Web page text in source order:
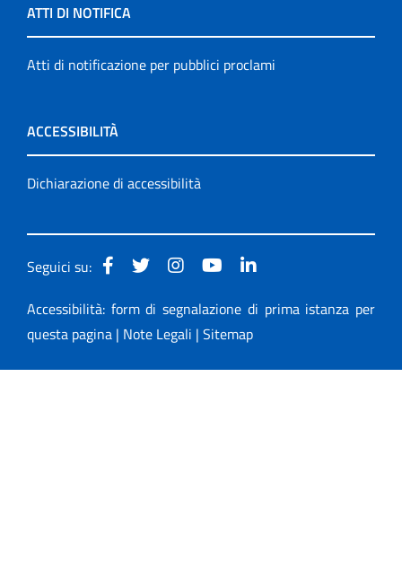
ATTI DI NOTIFICA
Atti di notificazione per pubblici proclami
ACCESSIBILITÀ
Dichiarazione di accessibilità
Seguici su:
Accessibilità: form di segnalazione di prima istanza per
questa pagina | Note Legali | Sitemap